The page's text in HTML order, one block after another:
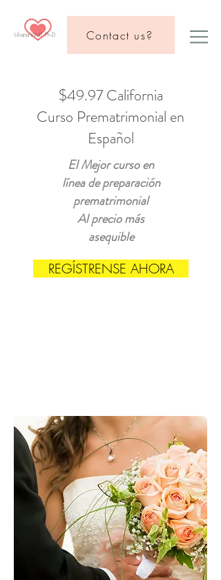
Liliana Wolf, Ph.D. Contact us?
$49.97 California
Curso Prematrimonial en
Español
El Mejor curso en
línea de preparación
prematrimonial
Al precio más
asequible
REGÍSTRENSE AHORA